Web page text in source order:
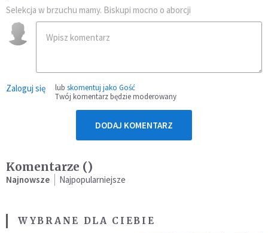
Selekcja w brzuchu mamy. Biskupi mocno o aborcji
Zaloguj się lub skomentuj jako Gość
Twój komentarz będzie moderowany
DODAJ KOMENTARZ
Komentarze ()
Najnowsze Najpopularniejsze
WYBRANE DLA CIEBIE